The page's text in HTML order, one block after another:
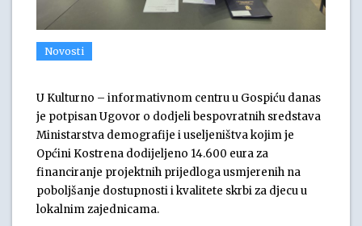
Novosti
U Kulturno – informativnom centru u Gospiću danas
je potpisan Ugovor o dodjeli bespovratnih sredstava
Ministarstva demografije i useljeništva kojim je
Općini Kostrena dodijeljeno 14.600 eura za
financiranje projektnih prijedloga usmjerenih na
poboljšanje dostupnosti i kvalitete skrbi za djecu u
lokalnim zajednicama.